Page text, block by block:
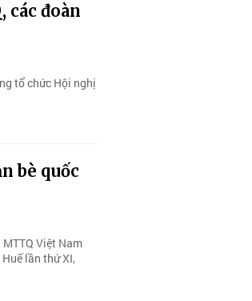
các đoàn
tổ chức Hội nghị
bè quốc
Việt Nam
lần thứ XI,